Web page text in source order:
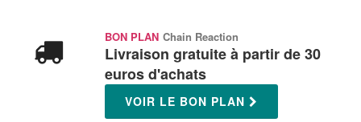
BON PLAN Chain Reaction
Livraison gratuite à partir de 30
euros d'achats
VOIR LE BON PLAN